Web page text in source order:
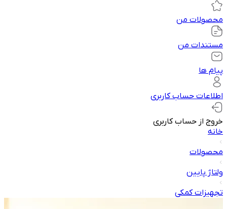
محصولات من
مستندات من
پیام ها
اطلاعات حساب کاربری
خروج از حساب کاربری
خانه
محصولات
ولتاژ پایین
تجهیزات کمکی